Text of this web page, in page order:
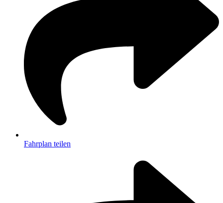
Fahrplan teilen